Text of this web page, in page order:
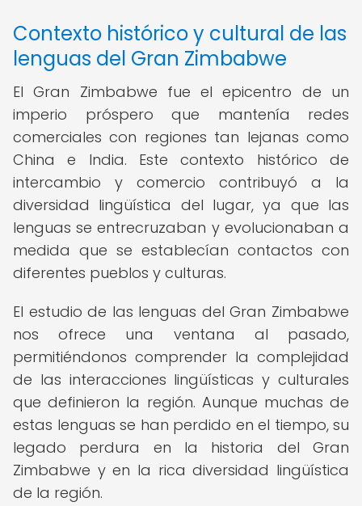
Contexto histórico y cultural de las
lenguas del Gran Zimbabwe
El Gran Zimbabwe fue el epicentro de un
imperio próspero que mantenía redes
comerciales con regiones tan lejanas como
China e India. Este contexto histórico de
intercambio y comercio contribuyó a la
diversidad lingüística del lugar, ya que las
lenguas se entrecruzaban y evolucionaban a
medida que se establecían contactos con
diferentes pueblos y culturas.
El estudio de las lenguas del Gran Zimbabwe
nos ofrece una ventana al pasado,
permitiéndonos comprender la complejidad
de las interacciones lingüísticas y culturales
que definieron la región. Aunque muchas de
estas lenguas se han perdido en el tiempo, su
legado perdura en la historia del Gran
Zimbabwe y en la rica diversidad lingüística
de la región.